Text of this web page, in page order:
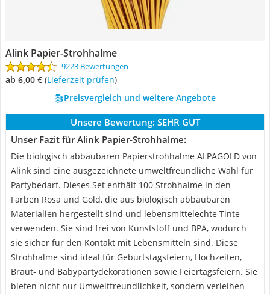
Alink Papier-Strohhalme
9223 Bewertungen
ab 6,00 € (Lieferzeit prüfen)
Preisvergleich und weitere Angebote
Unsere Bewertung: SEHR GUT
Unser Fazit für Alink Papier-Strohhalme:
Die biologisch abbaubaren Papierstrohhalme ALPAGOLD von
Alink sind eine ausgezeichnete umweltfreundliche Wahl für
Partybedarf. Dieses Set enthält 100 Strohhalme in den
Farben Rosa und Gold, die aus biologisch abbaubaren
Materialien hergestellt sind und lebensmittelechte Tinte
verwenden. Sie sind frei von Kunststoff und BPA, wodurch
sie sicher für den Kontakt mit Lebensmitteln sind. Diese
Strohhalme sind ideal für Geburtstagsfeiern, Hochzeiten,
Braut- und Babypartydekorationen sowie Feiertagsfeiern. Sie
bieten nicht nur Umweltfreundlichkeit, sondern verleihen